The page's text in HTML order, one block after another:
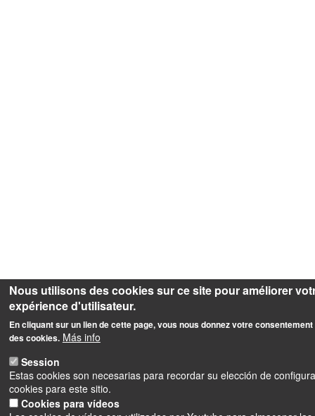
Nous utilisons des cookies sur ce site pour améliorer
expérience d'utilisateur.
En cliquant sur un lien de cette page, vous nous donnez votre
des cookies. Más info
Session
Estas cookies son necesarias para recordar su elección de
cookies para este sitio.
Cookies para vídeos